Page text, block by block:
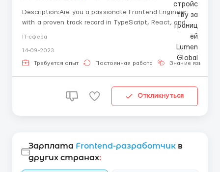
Description:Are you a passionate Frontend Engineer
with a proven track record in TypeScript, React, and
environment? If so, we're not just encouraging you to
apply; we're eagerly awaiting yo...
IT-сфера
14-09-2023
Требуется опыт Постоянная работа Знание языка
Откликнуться
Зарплата Frontend-разработчик в
других странах: